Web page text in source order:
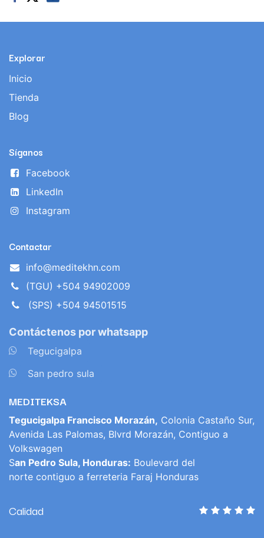
Explorar
Inicio
Tienda
Blog
Síganos
Facebook
LinkedIn
Instagram
Contactar
info@meditekhn.com
(TGU) +504 94902009
(SPS) +504 94501515
Contáctenos por whatsapp
Tegucigalpa
San pedro sula
MEDITEKSA
Tegucigalpa Francisco Morazán, Colonia Castaño Sur,
Avenida Las Palomas, Blvrd Morazán, Contiguo a
Volkswagen
San Pedro Sula, Honduras: Boulevard del
norte contiguo a ferreteria Faraj Honduras
Calidad